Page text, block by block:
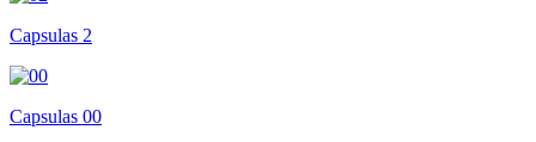
Capsulas 2
Capsulas 00